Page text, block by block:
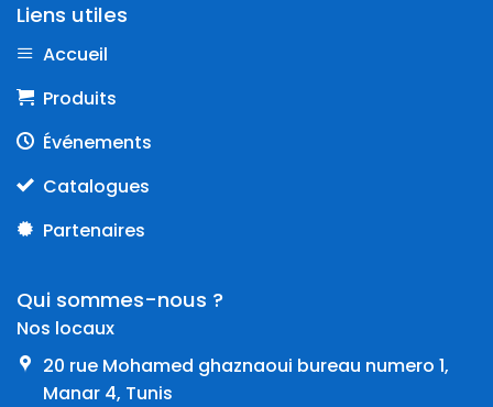
Liens utiles
Accueil
Produits
Événements
Catalogues
Partenaires
Qui sommes-nous ?
Nos locaux
20 rue Mohamed ghaznaoui bureau numero 1,
Manar 4, Tunis